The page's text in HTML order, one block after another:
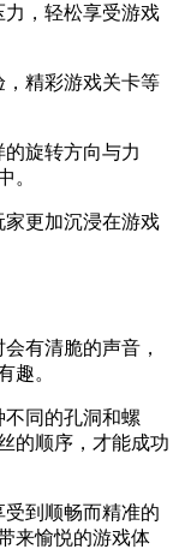
，轻松享受游戏
精彩游戏关卡等
旋转方向与力
。
更加沉浸在游戏
有清脆的声音，
趣。
同的孔洞和螺
的顺序，才能成功
到顺畅而精准的
来愉悦的游戏体